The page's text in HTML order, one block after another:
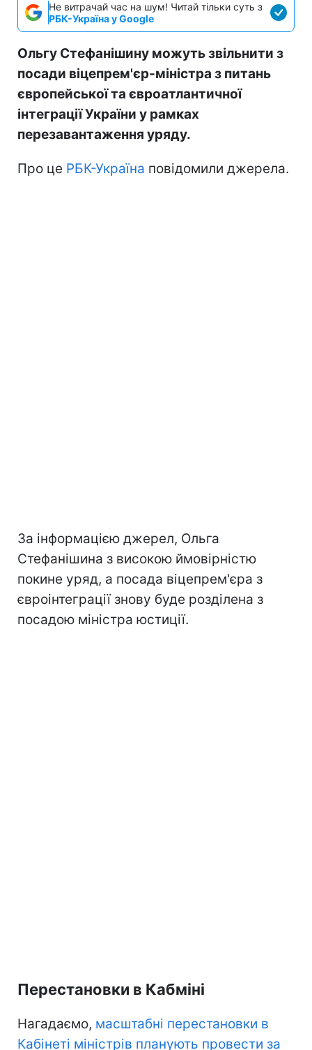
Не витрачай час на шум! Читай тільки суть з
РБК-Україна у Google
Ольгу Стефанішину можуть звільнити з
посади віцепрем'єр-міністра з питань
європейської та євроатлантичної
інтеграції України у рамках
перезавантаження уряду.
Про це РБК-Україна повідомили джерела.
За інформацією джерел, Ольга
Стефанішина з високою ймовірністю
покине уряд, а посада віцепрем'єра з
євроінтеграції знову буде розділена з
посадою міністра юстиції.
Перестановки в Кабміні
Нагадаємо, масштабні перестановки в
Кабінеті міністрів планують провести за